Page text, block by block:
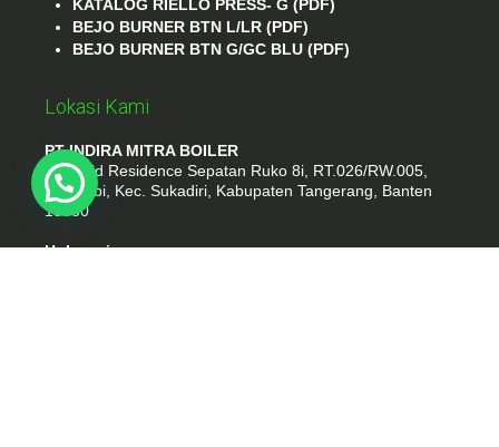
KATALOG RIELLO PRESS- G (PDF)
BEJO BURNER BTN L/LR (PDF)
BEJO BURNER BTN G/GC BLU (PDF)
Lokasi Kami
PT INDIRA MITRA BOILER
Emerald Residence Sepatan Ruko 8i, RT.026/RW.005,
Kosambi, Kec. Sukadiri, Kabupaten Tangerang, Banten
15530
Hubungi